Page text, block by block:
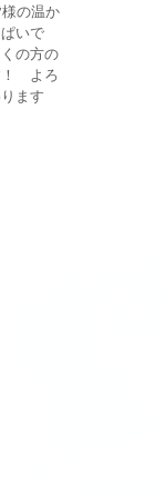
の温か
いで
の方の
！ よろ
ます